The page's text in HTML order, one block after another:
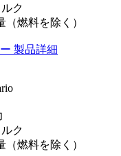
ク
（燃料を除く）
製品詳細
ク
（燃料を除く）